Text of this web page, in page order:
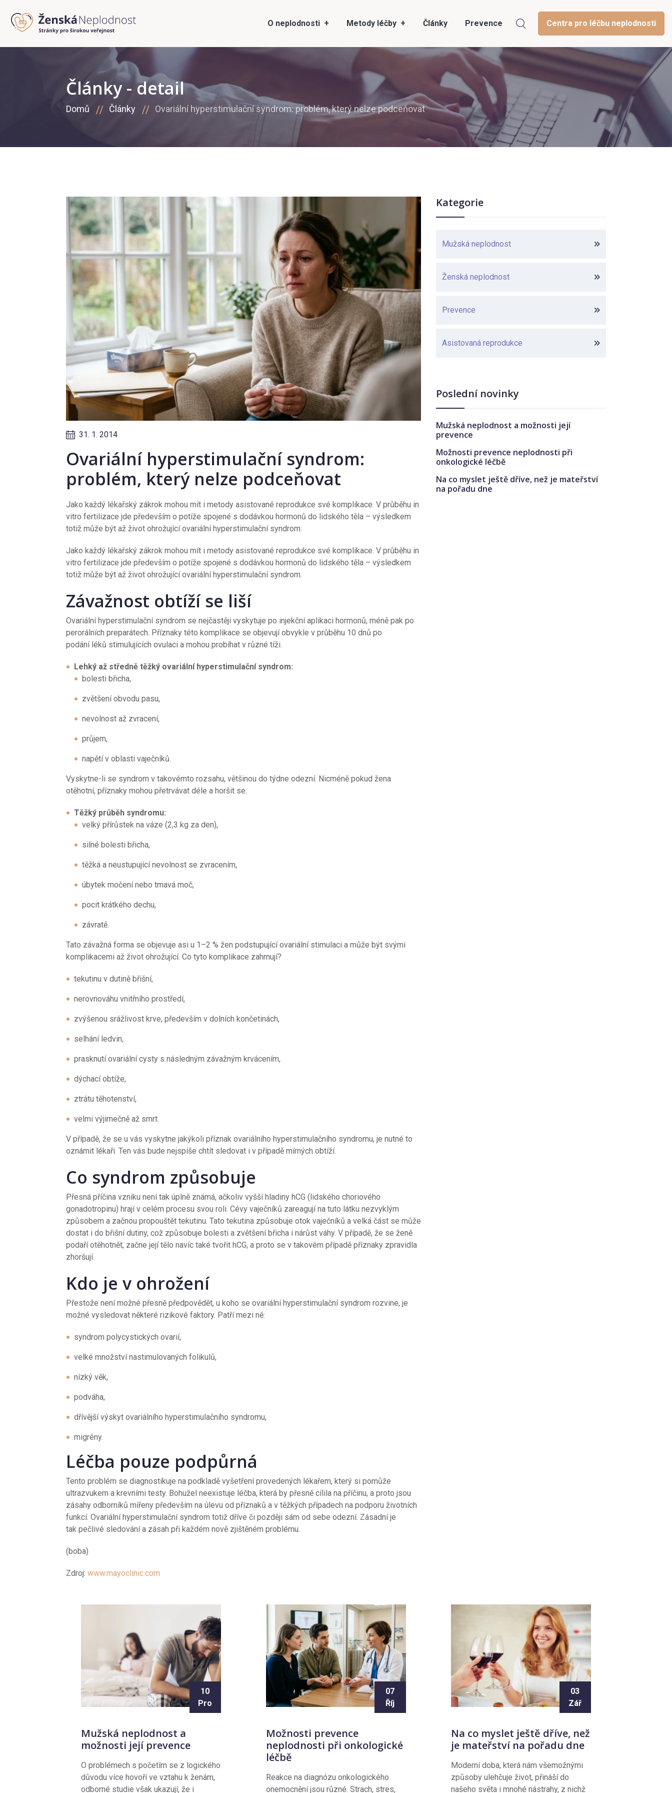
O neplodnosti Metody léčby Články Prevence Centra pro léčbu neplodnosti
Články - detail
Domů Články Ovariální hyperstimulační syndrom: problém, který nelze podceňovat
31. 1. 2014
Ovariální hyperstimulační syndrom:
problém, který nelze podceňovat
Jako každý lékařský zákrok mohou mít i metody asistované reprodukce své komplikace. V průběhu in
vitro fertilizace jde především o potíže spojené s dodávkou hormonů do lidského těla – výsledkem
totiž může být až život ohrožující ovariální hyperstimulační syndrom.
Jako každý lékařský zákrok mohou mít i metody asistované reprodukce své komplikace. V průběhu in
vitro fertilizace jde především o potíže spojené s dodávkou hormonů do lidského těla – výsledkem
totiž může být až život ohrožující ovariální hyperstimulační syndrom.
Závažnost obtíží se liší
Ovariální hyperstimulační syndrom se nejčastěji vyskytuje po injekční aplikaci hormonů, méně pak po
perorálních preparátech. Příznaky této komplikace se objevují obvykle v průběhu 10 dnů po
podání léků stimulujících ovulaci a mohou probíhat v různé tíži.
Lehký až středně těžký ovariální hyperstimulační syndrom:
bolesti břicha,
zvětšení obvodu pasu,
nevolnost až zvracení,
průjem,
napětí v oblasti vaječníků.
Vyskytne-li se syndrom v takovémto rozsahu, většinou do týdne odezní. Nicméně pokud žena
otěhotní, příznaky mohou přetrvávat déle a horšit se.
Těžký průběh syndromu:
velký přírůstek na váze (2,3 kg za den),
silné bolesti břicha,
těžká a neustupující nevolnost se zvracením,
úbytek močení nebo tmavá moč,
pocit krátkého dechu,
závratě.
Tato závažná forma se objevuje asi u 1–2 % žen podstupující ovariální stimulaci a může být svými
komplikacemi až život ohrožující. Co tyto komplikace zahrnují?
tekutinu v dutině břišní,
nerovnováhu vnitřního prostředí,
zvýšenou srážlivost krve, především v dolních končetinách,
selhání ledvin,
prasknutí ovariální cysty s následným závažným krvácením,
dýchací obtíže,
ztrátu těhotenství,
velmi výjimečně až smrt.
V případě, že se u vás vyskytne jakýkoli příznak ovariálního hyperstimulačního syndromu, je nutné to
oznámit lékaři. Ten vás bude nejspíše chtít sledovat i v případě mírných obtíží.
Co syndrom způsobuje
Přesná příčina vzniku není tak úplně známá, ačkoliv vyšší hladiny hCG (lidského choriového
gonadotropinu) hrají v celém procesu svou roli. Cévy vaječníků zareagují na tuto látku nezvyklým
způsobem a začnou propouštět tekutinu. Tato tekutina způsobuje otok vaječníků a velká část se může
dostat i do břišní dutiny, což způsobuje bolesti a zvětšení břicha i nárůst váhy. V případě, že se ženě
podaří otěhotnět, začne její tělo navíc také tvořit hCG, a proto se v takovém případě příznaky zpravidla
zhoršují.
Kdo je v ohrožení
Přestože není možné přesně předpovědět, u koho se ovariální hyperstimulační syndrom rozvine, je
možné vysledovat některé rizikové faktory. Patří mezi ně:
syndrom polycystických ovarií,
velké množství nastimulovaných folikulů,
nízký věk,
podváha,
dřívější výskyt ovariálního hyperstimulačního syndromu,
migrény.
Léčba pouze podpůrná
Tento problém se diagnostikuje na podkladě vyšetření provedených lékařem, který si pomůže
ultrazvukem a krevními testy. Bohužel neexistuje léčba, která by přesně cílila na příčinu, a proto jsou
zásahy odborníků mířeny především na úlevu od příznaků a v těžkých případech na podporu životních
funkcí. Ovariální hyperstimulační syndrom totiž dříve či později sám od sebe odezní. Zásadní je
tak pečlivé sledování a zásah při každém nově zjištěném problému.
(boba)
Zdroj: www.mayoclinic.com
Kategorie
Mužská neplodnost
Ženská neplodnost
Prevence
Asistovaná reprodukce
Poslední novinky
Mužská neplodnost a možnosti její
prevence
Možnosti prevence neplodnosti při
onkologické léčbě
Na co myslet ještě dříve, než je mateřství
na pořadu dne
10
Pro
Mužská neplodnost a
možnosti její prevence
O problémech s početím se z logického
důvodu více hovoří ve vztahu k ženám,
odborné studie však ukazují, že i
07
Říj
Možnosti prevence
neplodnosti při onkologické
léčbě
Reakce na diagnózu onkologického
onemocnění jsou různé. Strach, stres,
03
Zář
Na co myslet ještě dříve, než
je mateřství na pořadu dne
Moderní doba, která nám všemožnými
způsoby ulehčuje život, přináší do
našeho světa i mnohé nástrahy, z nichž